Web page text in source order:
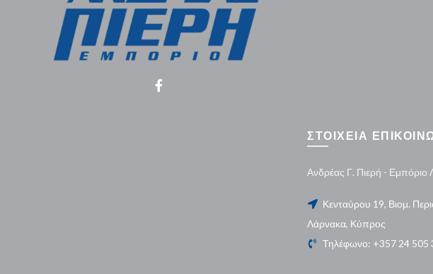
ΣΤΟΙΧΕΙΑ
Ανδρέας Γ. Πιερή - Εμπόριο
Κενταύρου 19, Βιομ.
Λάρνακα, Κύπρος
Τηλέφωνο: +357 24 505